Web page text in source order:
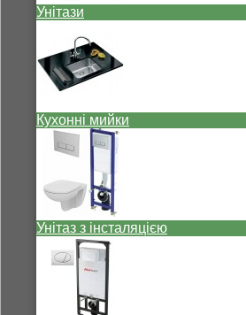
Унітази
Кухонні мийки
Унітаз з інсталяцією